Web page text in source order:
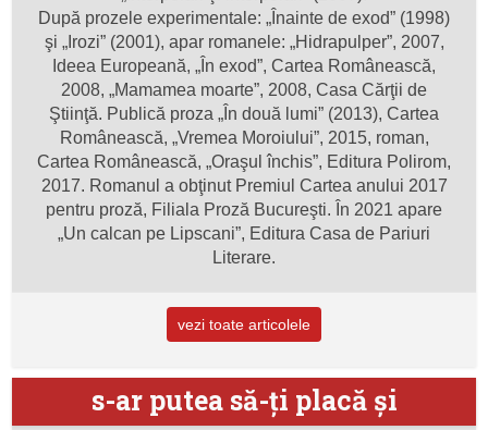
După prozele experimentale: „Înainte de exod” (1998)
şi „Irozi” (2001), apar romanele: „Hidrapulper”, 2007,
Ideea Europeană, „În exod”, Cartea Românească,
2008, „Mamamea moarte”, 2008, Casa Cărţii de
Ştiinţă. Publică proza „În două lumi” (2013), Cartea
Românească, „Vremea Moroiului”, 2015, roman,
Cartea Românească, „Oraşul închis”, Editura Polirom,
2017. Romanul a obţinut Premiul Cartea anului 2017
pentru proză, Filiala Proză Bucureşti. În 2021 apare
„Un calcan pe Lipscani”, Editura Casa de Pariuri
Literare.
vezi toate articolele
s-ar putea să-ţi placă şi